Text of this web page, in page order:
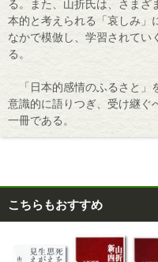
る。また、山折氏は、さまざ
本的と考えられる「哀しみ」
なかで模倣し、学習されてい
る。
「日本的感情のふるさと」
意識的に語りつぎ、受け継ぐ
一冊である。
こちらもおすすめ